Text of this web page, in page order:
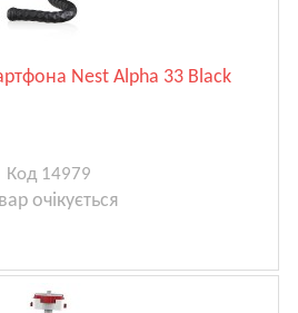
Nest Alpha 33 Black
Код 14979
очікується